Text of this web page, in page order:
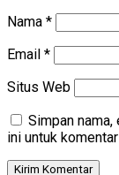
Nama *
Email *
Situs Web
Simpan
ini untuk